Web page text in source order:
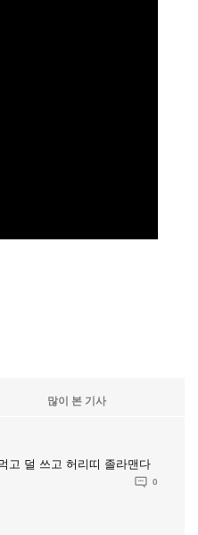
많이 본 기사
고 덜 쓰고 허리띠 졸라맨다
0